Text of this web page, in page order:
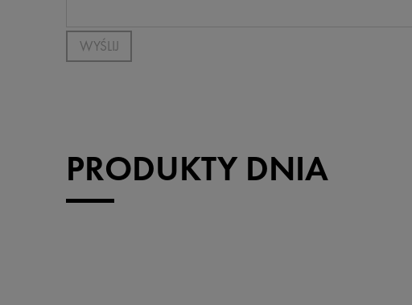
WYŚLIJ
PRODUKTY DNIA